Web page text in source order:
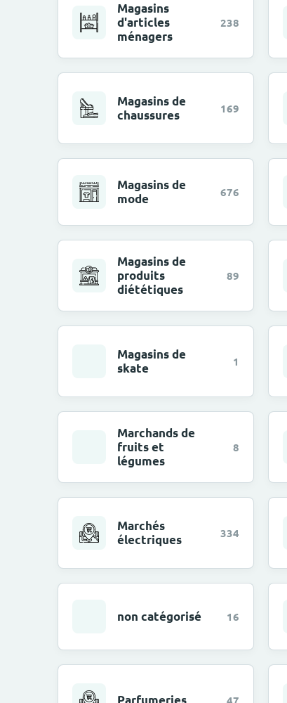
Magasins
d'articles
ménagers
238
Magasins de
chaussures
169
Magasins de
mode
676
Magasins de
produits
diététiques
89
Magasins de
skate
1
Marchands de
fruits et
légumes
8
Marchés
électriques
334
non catégorisé 16
Parfumeries 47